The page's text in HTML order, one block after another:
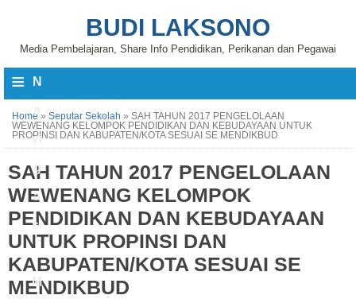
BUDI LAKSONO
Media Pembelajaran, Share Info Pendidikan, Perikanan dan Pegawai
≡ N
vi
g
a
si
M
Home » Seputar Sekolah » SAH TAHUN 2017 PENGELOLAAN
WEWENANG KELOMPOK PENDIDIKAN DAN KEBUDAYAAN UNTUK
PROPINSI DAN KABUPATEN/KOTA SESUAI SE MENDIKBUD
SAH TAHUN 2017 PENGELOLAAN
WEWENANG KELOMPOK
PENDIDIKAN DAN KEBUDAYAAN
UNTUK PROPINSI DAN
KABUPATEN/KOTA SESUAI SE
MENDIKBUD